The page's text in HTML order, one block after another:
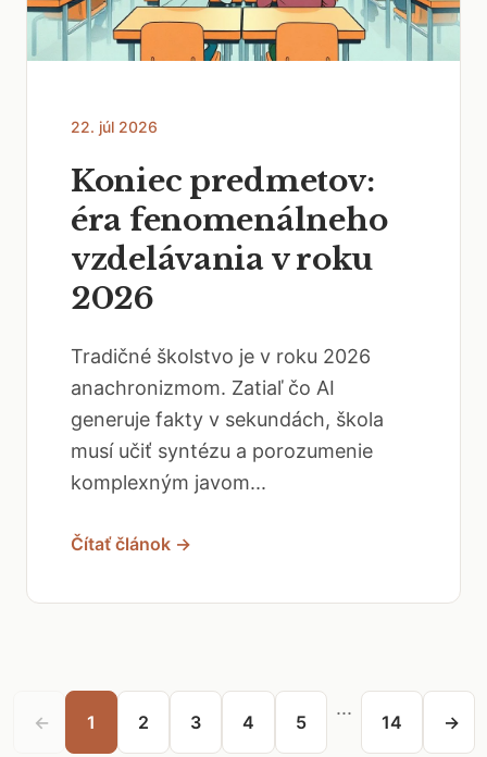
22. júl 2026
Koniec predmetov:
éra fenomenálneho
vzdelávania v roku
2026
Tradičné školstvo je v roku 2026
anachronizmom. Zatiaľ čo AI
generuje fakty v sekundách, škola
musí učiť syntézu a porozumenie
komplexným javom...
Čítať článok →
← 1 2 3 4 5
...
14 →